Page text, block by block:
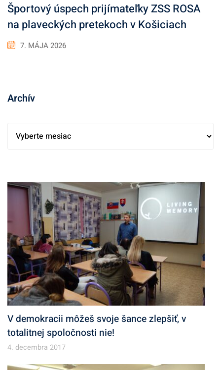
Športový úspech prijímateľky ZSS ROSA
na plaveckých pretekoch v Košiciach
7. MÁJA 2026
Archív
í
v
V demokracii môžeš svoje šance zlepšiť, v
totalitnej spoločnosti nie!
4. decembra 2017